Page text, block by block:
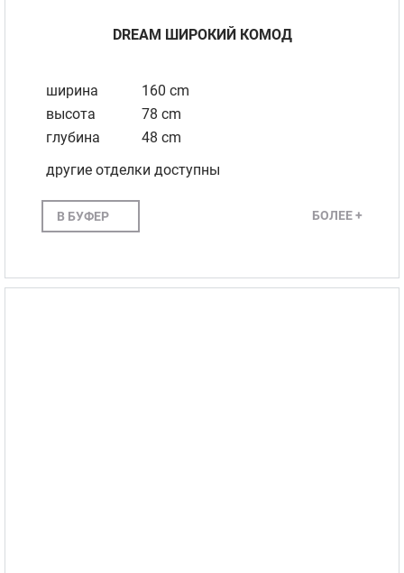
DREAM ШИРОКИЙ КОМОД
ширина
160 cm
высота
78 cm
глубина
48 cm
другие отделки доступны
В БУФЕР БОЛЕЕ +